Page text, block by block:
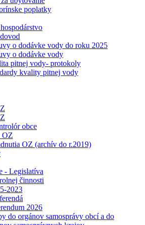
poplatky
o dodávke vody do roku 2025
o dodávke vody
pitnej vody- protokoly
kvality pitnej vody
obce
OZ
OZ (archív do r.2019)
- Legislatíva
činnosti
2023
2026
do orgánov samosprávy obcí a do